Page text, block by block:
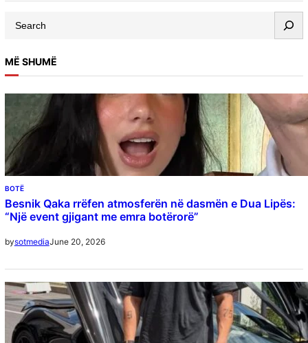
a
r
c
h
MË SHUMË
BOTË
Besnik Qaka rrëfen atmosferën në dasmën e Dua Lipës:
“Një event gjigant me emra botërorë”
bysotmediaJune 20, 2026